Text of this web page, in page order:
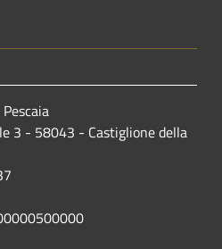
3 - 58043 - Castiglione della